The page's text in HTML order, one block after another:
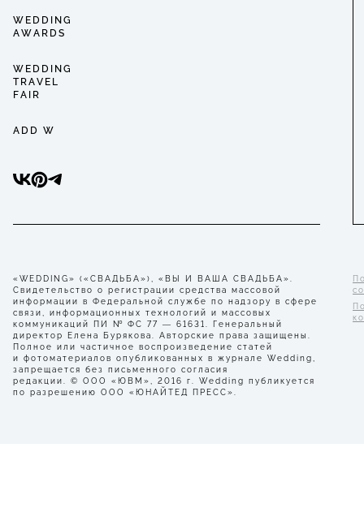
WEDDING
AWARDS
WEDDING
TRAVEL
FAIR
ADD W
«WEDDING» («СВАДЬБА»), «ВЫ И ВАША СВАДЬБА».
Свидетельство о регистрации средства массовой
информации в Федеральной службе по надзору в сфере
связи, информационных технологий и массовых
коммуникаций ПИ № ФС 77 — 61631. Генеральный
директор Елена Бурякова. Авторские права защищены.
Полное или частичное воспроизведение статей
и фотоматериалов опубликованных в журнале Wedding,
запрещается без письменного согласия
редакции. © ООО «ЮВМ», 2016 г. Wedding публикуется
по разрешению ООО «ЮНАЙТЕД ПРЕСС».